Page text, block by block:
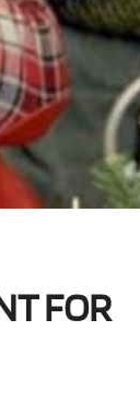
FOR